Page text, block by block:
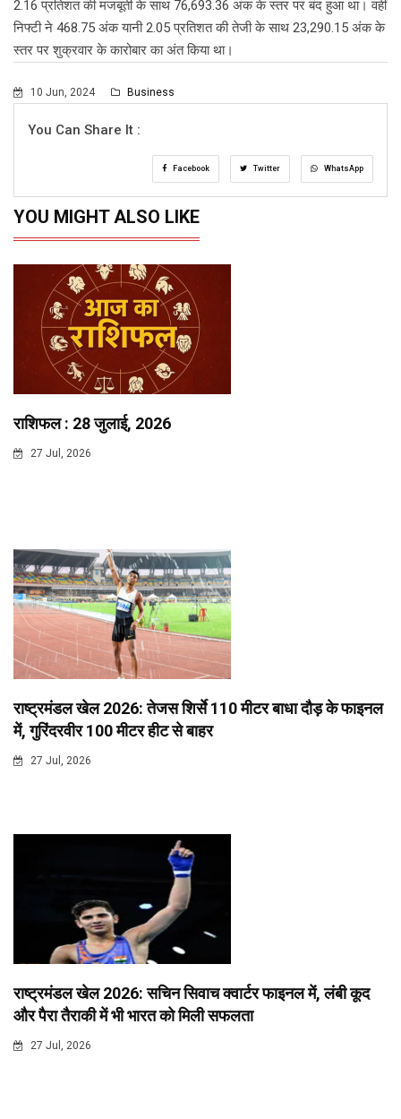
2.16 प्रतिशत की मजबूती के साथ 76,693.36 अंक के स्तर पर बंद हुआ था। वहीं
निफ्टी ने 468.75 अंक यानी 2.05 प्रतिशत की तेजी के साथ 23,290.15 अंक के
स्तर पर शुक्रवार के कारोबार का अंत किया था।
10 Jun, 2024 Business
You Can Share It :
Facebook Twitter WhatsApp
YOU MIGHT ALSO LIKE
राशिफल : 28 जुलाई, 2026
27 Jul, 2026
राष्ट्रमंडल खेल 2026: तेजस शिर्से 110 मीटर बाधा दौड़ के फाइनल
में, गुरिंदरवीर 100 मीटर हीट से बाहर
27 Jul, 2026
राष्ट्रमंडल खेल 2026: सचिन सिवाच क्वार्टर फाइनल में, लंबी कूद
और पैरा तैराकी में भी भारत को मिली सफलता
27 Jul, 2026